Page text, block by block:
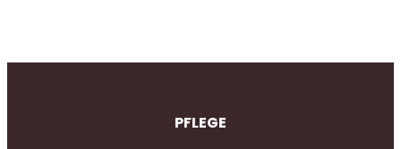
PFLEGE